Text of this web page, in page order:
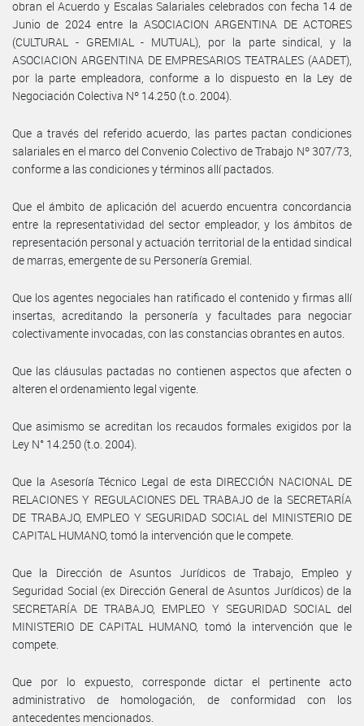
obran el Acuerdo y Escalas Salariales celebrados con fecha 14 de
Junio de 2024 entre la ASOCIACION ARGENTINA DE ACTORES
(CULTURAL - GREMIAL - MUTUAL), por la parte sindical, y la
ASOCIACION ARGENTINA DE EMPRESARIOS TEATRALES (AADET),
por la parte empleadora, conforme a lo dispuesto en la Ley de
Negociación Colectiva Nº 14.250 (t.o. 2004).
Que a través del referido acuerdo, las partes pactan condiciones
salariales en el marco del Convenio Colectivo de Trabajo Nº 307/73,
conforme a las condiciones y términos allí pactados.
Que el ámbito de aplicación del acuerdo encuentra concordancia
entre la representatividad del sector empleador, y los ámbitos de
representación personal y actuación territorial de la entidad sindical
de marras, emergente de su Personería Gremial.
Que los agentes negociales han ratificado el contenido y firmas allí
insertas, acreditando la personería y facultades para negociar
colectivamente invocadas, con las constancias obrantes en autos.
Que las cláusulas pactadas no contienen aspectos que afecten o
alteren el ordenamiento legal vigente.
Que asimismo se acreditan los recaudos formales exigidos por la
Ley N° 14.250 (t.o. 2004).
Que la Asesoría Técnico Legal de esta DIRECCIÓN NACIONAL DE
RELACIONES Y REGULACIONES DEL TRABAJO de la SECRETARÍA
DE TRABAJO, EMPLEO Y SEGURIDAD SOCIAL del MINISTERIO DE
CAPITAL HUMANO, tomó la intervención que le compete.
Que la Dirección de Asuntos Jurídicos de Trabajo, Empleo y
Seguridad Social (ex Dirección General de Asuntos Jurídicos) de la
SECRETARÍA DE TRABAJO, EMPLEO Y SEGURIDAD SOCIAL del
MINISTERIO DE CAPITAL HUMANO, tomó la intervención que le
compete.
Que por lo expuesto, corresponde dictar el pertinente acto
administrativo de homologación, de conformidad con los
antecedentes mencionados.